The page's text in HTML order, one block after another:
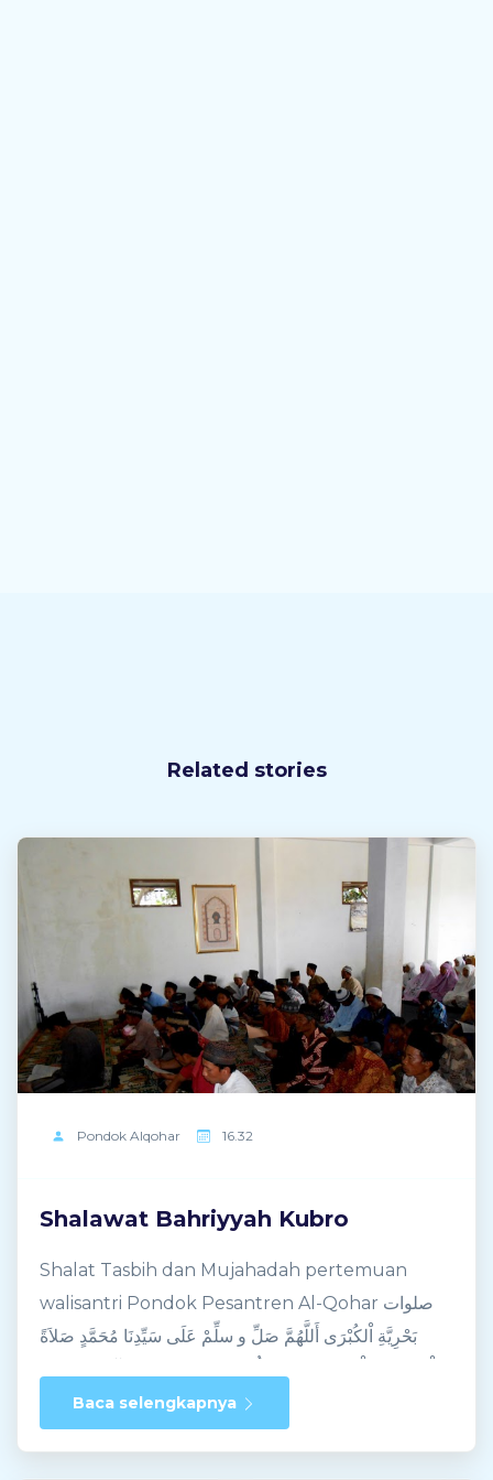
Related stories
Pondok Alqohar 16.32
Shalawat Bahriyyah Kubro
Shalat Tasbih dan Mujahadah pertemuan
walisantri Pondok Pesantren Al-Qohar صلوات
بَحْرِيَّةِ اْلكُبْرَى أَللَّهُمَّ صَلِّ و سلِّمْ عَلَى سَيِّدِنَا مُحَمَّدٍ صَلاَةً
بِهَا دَرَجَتِيْ وَتَهْدِيْ بِهَا قَوْمِيْ وَتُخْلِصُ بِهَا قَلْبِيْ وَتُلْهِمُنِيْ بِهَا
العُلُوْمَ اللَّدُنِيَّ وَتُكْرِمُنِيْ بِهَا بِالسَّعَادَةِ وَاْلكَرَامَةِ مَعَ ذُرِّيَّتِيْ
Baca selengkapnya